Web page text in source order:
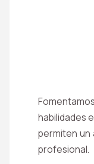
habilidades
permiten un
profesional.